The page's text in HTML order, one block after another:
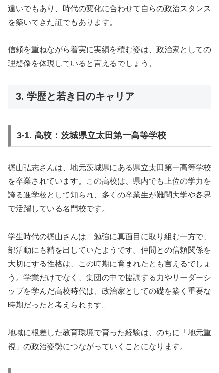
違いでもあり、時代の変化に合わせて自らの政治スタンス
を築いてきた証でもあります。
信頼を重ねながら着実に実績を積む姿は、政治家としての
理想像を体現していると言えるでしょう。
3. 学歴と若き日のキャリア
3-1. 高校：茨城県立太田第一高等学校
梶山弘志さんは、地元茨城県にある県立太田第一高等学校
を卒業されています。この高校は、県内でも上位の学力を
誇る進学校として知られ、多くの卒業生が難関大学や各界
で活躍している名門校です。
学生時代の梶山さんは、勉強に真面目に取り組む一方で、
部活動にも精を出していたようです。仲間との信頼関係を
大切にする性格は、この時期に育まれたとも言えるでしょ
う。学業だけでなく、集団の中で協調する力やリーダーシ
ップを学んだ高校時代は、政治家としての礎を築く重要な
時期だったと考えられます。
地域に根差した教育環境で育った経験は、のちに「地元重
視」の政治姿勢につながっていくことになります。